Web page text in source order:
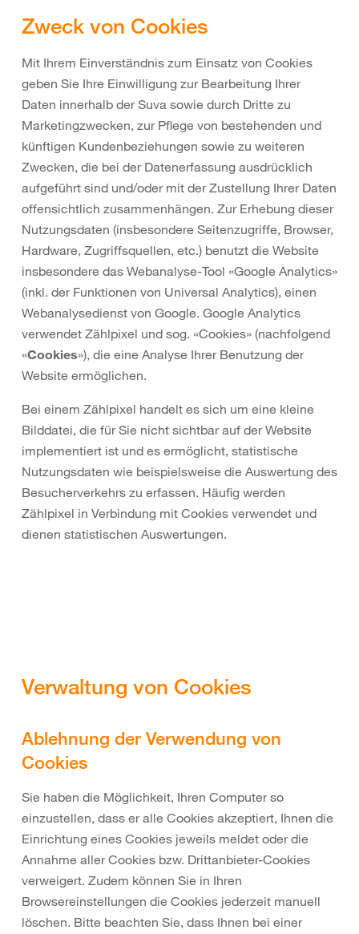
Zweck von Cookies
Mit Ihrem Einverständnis zum Einsatz von Cookies
geben Sie Ihre Einwilligung zur Bearbeitung Ihrer
Daten innerhalb der Suva sowie durch Dritte zu
Marketingzwecken, zur Pflege von bestehenden und
künftigen Kundenbeziehungen sowie zu weiteren
Zwecken, die bei der Datenerfassung ausdrücklich
aufgeführt sind und/oder mit der Zustellung Ihrer Daten
offensichtlich zusammenhängen. Zur Erhebung dieser
Nutzungsdaten (insbesondere Seitenzugriffe, Browser,
Hardware, Zugriffsquellen, etc.) benutzt die Website
insbesondere das Webanalyse-Tool «Google Analytics»
(inkl. der Funktionen von Universal Analytics), einen
Webanalysedienst von Google. Google Analytics
verwendet Zählpixel und sog. «Cookies» (nachfolgend
«Cookies»), die eine Analyse Ihrer Benutzung der
Website ermöglichen.
Bei einem Zählpixel handelt es sich um eine kleine
Bilddatei, die für Sie nicht sichtbar auf der Website
implementiert ist und es ermöglicht, statistische
Nutzungsdaten wie beispielsweise die Auswertung des
Besucherverkehrs zu erfassen. Häufig werden
Zählpixel in Verbindung mit Cookies verwendet und
dienen statistischen Auswertungen.
Verwaltung von Cookies
Ablehnung der Verwendung von
Cookies
Sie haben die Möglichkeit, Ihren Computer so
einzustellen, dass er alle Cookies akzeptiert, Ihnen die
Einrichtung eines Cookies jeweils meldet oder die
Annahme aller Cookies bzw. Drittanbieter-Cookies
verweigert. Zudem können Sie in Ihren
Browsereinstellungen die Cookies jederzeit manuell
löschen. Bitte beachten Sie, dass Ihnen bei einer